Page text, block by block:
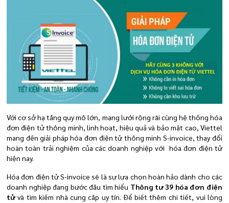
Với cơ sở hạ tầng quy mô lớn, mạng lưới rộng rãi cùng hệ thống hóa
đơn điện tử thông minh, linh hoạt, hiệu quả và bảo mật cao, Viettel
mang đến giải pháp hóa đơn điện tử thông minh S-invoice, thay đổi
hoàn toàn trải nghiệm của các doanh nghiệp với hóa đơn điện tử
hiện nay.
Hóa đơn điện tử S-invoice sẽ là sự lựa chọn hoàn hảo dành cho các
doanh nghiệp đang bước đầu tìm hiểu Thông tư 39 hóa đơn điện
tử và tìm kiếm nhà cung cấp uy tín. Để biết thêm chi tiết, vui lòng